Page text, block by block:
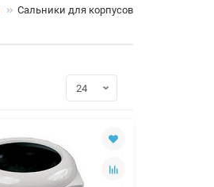
Сальники для корпусов